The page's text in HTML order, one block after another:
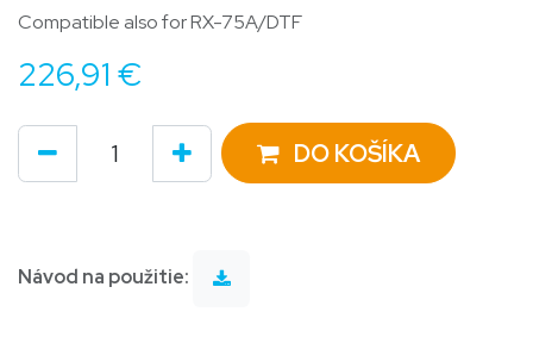
Compatible also for RX-75A/DTF
226,91 €
DO KOŠÍKA
Návod na použitie: